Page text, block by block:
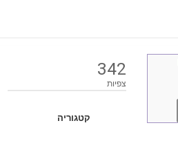
342
צפיות
קטגוריה